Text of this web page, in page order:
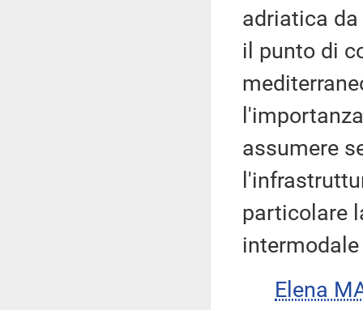
adriatica da
il punto di
assumere
particolare
Elena